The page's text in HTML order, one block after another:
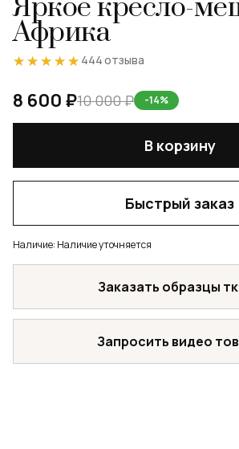
Яркое кресло-
Африка
★★★★★
★★★★★ 444 отзыва
8 600 ₽10 000 ₽ -14%
В корзину
Быстрый заказ
Наличие: Наличие уточняется
Заказать образцы
Запросить видео